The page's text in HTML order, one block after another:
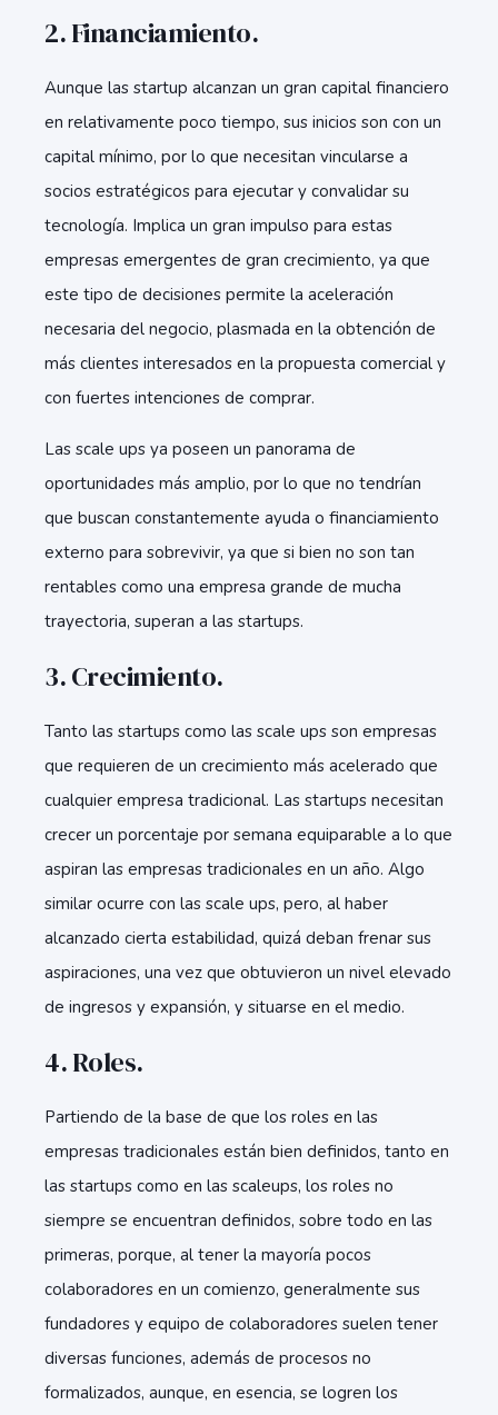
2. Financiamiento.
Aunque las startup alcanzan un gran capital financiero
en relativamente poco tiempo, sus inicios son con un
capital mínimo, por lo que necesitan vincularse a
socios estratégicos para ejecutar y convalidar su
tecnología. Implica un gran impulso para estas
empresas emergentes de gran crecimiento, ya que
este tipo de decisiones permite la aceleración
necesaria del negocio, plasmada en la obtención de
más clientes interesados en la propuesta comercial y
con fuertes intenciones de comprar.
Las scale ups ya poseen un panorama de
oportunidades más amplio, por lo que no tendrían
que buscan constantemente ayuda o financiamiento
externo para sobrevivir, ya que si bien no son tan
rentables como una empresa grande de mucha
trayectoria, superan a las startups.
3. Crecimiento.
Tanto las startups como las scale ups son empresas
que requieren de un crecimiento más acelerado que
cualquier empresa tradicional. Las startups necesitan
crecer un porcentaje por semana equiparable a lo que
aspiran las empresas tradicionales en un año. Algo
similar ocurre con las scale ups, pero, al haber
alcanzado cierta estabilidad, quizá deban frenar sus
aspiraciones, una vez que obtuvieron un nivel elevado
de ingresos y expansión, y situarse en el medio.
4. Roles.
Partiendo de la base de que los roles en las
empresas tradicionales están bien definidos, tanto en
las startups como en las scaleups, los roles no
siempre se encuentran definidos, sobre todo en las
primeras, porque, al tener la mayoría pocos
colaboradores en un comienzo, generalmente sus
fundadores y equipo de colaboradores suelen tener
diversas funciones, además de procesos no
formalizados, aunque, en esencia, se logren los